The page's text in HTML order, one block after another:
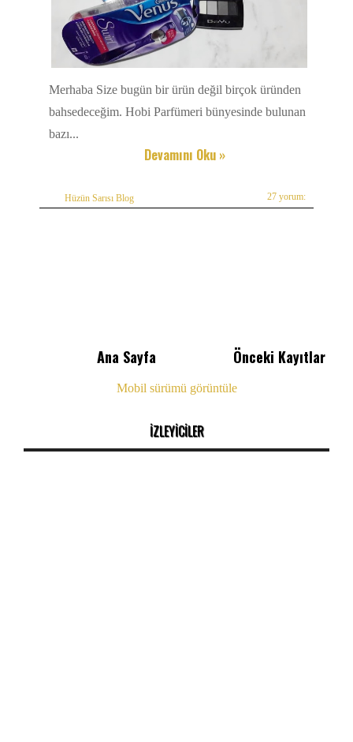
Merhaba Size bugün bir ürün değil birçok üründen
bahsedeceğim. Hobi Parfümeri bünyesinde bulunan
bazı...
Devamını Oku »
Hüzün Sarısı Blog 27 yorum:
Önceki Kayıtlar
Ana Sayfa
Mobil sürümü görüntüle
İZLEYİCİLER